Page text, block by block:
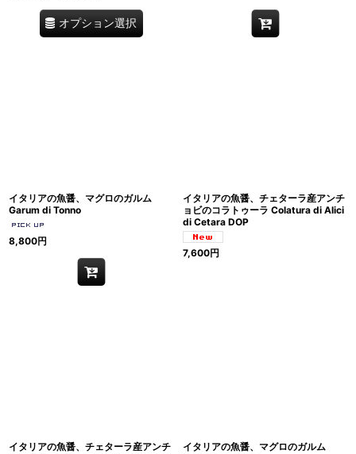
オプション選択
イタリアの魚醤、マグロのガルム
Garum di Tonno
8,800円
イタリアの魚醤、チェターラ産アンチ
ョビのコラトゥーラ Colatura di Alici
di Cetara DOP
7,600円
イタリアの魚醤、チェターラ産アンチ
イタリアの魚醤、マグロのガルム